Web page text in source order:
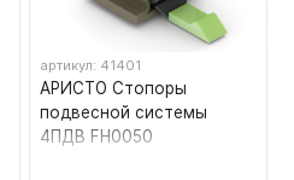
артикул: 41401
АРИСТО Стопоры
подвесной системы
4ПДВ FH0050